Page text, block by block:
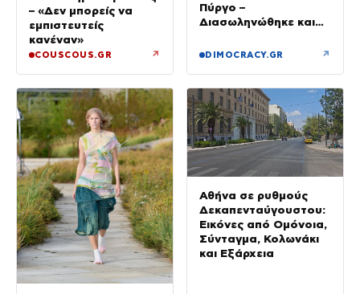
– «Δεν μπορείς να
εμπιστευτείς
κανέναν»
COUSCOUS.GR ↗
Πύργο –
Διασωληνώθηκε και
DIMOCRACY.GR ↗
Αθήνα σε ρυθμούς
Δεκαπενταύγουστου:
Εικόνες από Ομόνοια,
Σύνταγμα, Κολωνάκι
και Εξάρχεια